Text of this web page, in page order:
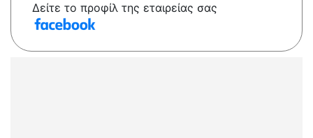
Δείτε το προφίλ της εταιρείας σας